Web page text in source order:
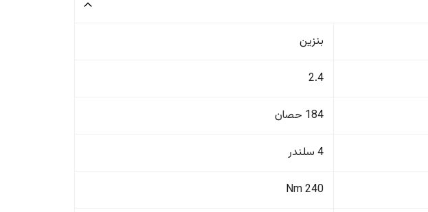
بنزين
2.4
184 حصان
4 سلندر
240 Nm